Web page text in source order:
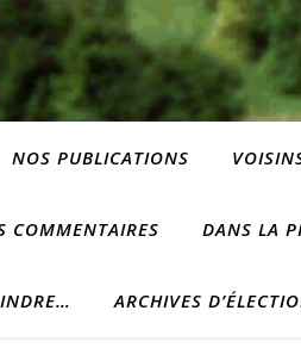
NOS PUBLICATIONS
COMMENTAIRES DANS LA
ARCHIVES